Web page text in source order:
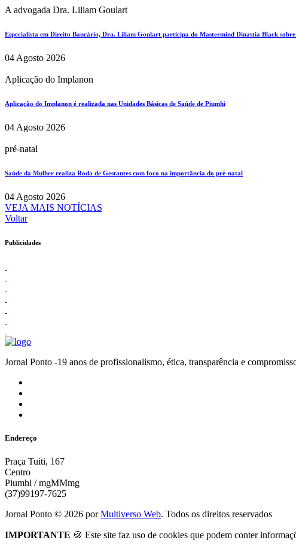
A advogada Dra. Liliam Goulart
Especialista em Direito Bancário, Dra. Liliam Goulart participa do Mastermind Dinastia Black
04 Agosto 2026
Aplicação do Implanon
Aplicação do Implanon é realizada nas Unidades Básicas de Saúde de Piumhi
04 Agosto 2026
pré-natal
Saúde da Mulher realiza Roda de Gestantes com foco na importância do pré-natal
04 Agosto 2026
VEJA MAIS NOTÍCIAS
Voltar
Publicidades
Jornal Ponto -19 anos de profissionalismo, ética, transparência e
Endereço
Praça Tuiti, 167
Centro
Piumhi / mgMMmg
(37)99197-7625
Jornal Ponto © 2026 porMultiverso Web. Todos os direitos reservados
IMPORTANTE 🍪 Este site faz uso de cookies que podem conter